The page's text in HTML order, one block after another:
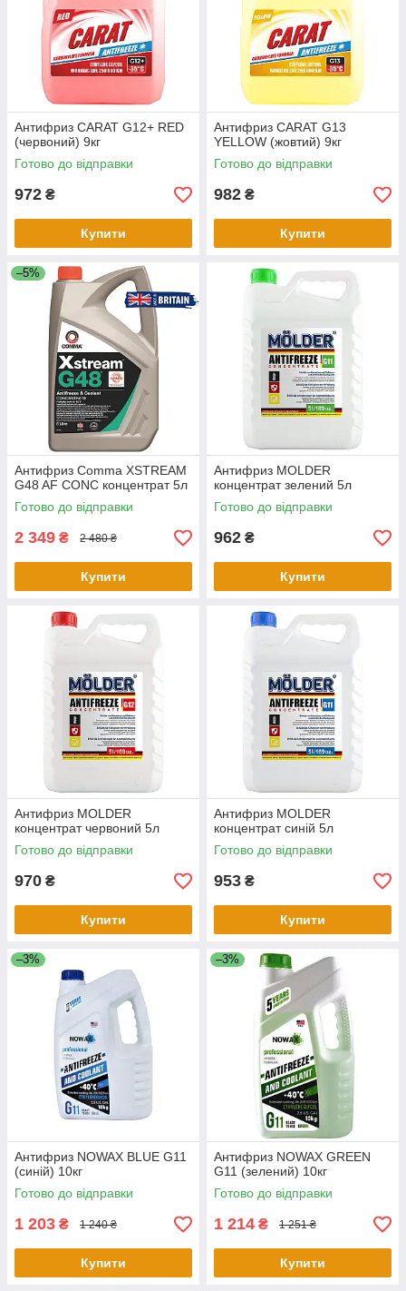
Антифриз CARAT G12+ RED
(червоний) 9кг
Готово до відправки
972 ₴
Купити
Антифриз CARAT G13
YELLOW (жовтий) 9кг
Готово до відправки
982 ₴
Купити
–5%
Антифриз Comma XSTREAM
G48 AF CONC концентрат 5л
Готово до відправки
2 349 ₴ 2 480 ₴
Купити
Антифриз MOLDER
концентрат зелений 5л
Готово до відправки
962 ₴
Купити
Антифриз MOLDER
концентрат червоний 5л
Готово до відправки
970 ₴
Купити
Антифриз MOLDER
концентрат синій 5л
Готово до відправки
953 ₴
Купити
–3%
Антифриз NOWAX BLUE G11
(синій) 10кг
Готово до відправки
1 203 ₴ 1 240 ₴
Купити
–3%
Антифриз NOWAX GREEN
G11 (зелений) 10кг
Готово до відправки
1 214 ₴ 1 251 ₴
Купити